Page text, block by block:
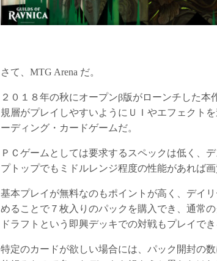
さて、MTG Arena だ。
２０１８年の秋にオープンβ版がローンチした本
規層がプレイしやすいようにＵＩやエフェクト
ーディング・カードゲームだ。
ＰＣゲームとしては要求するスペックは低く、
プトップでもミドルレンジ程度の性能があれば
基本プレイが無料なのもポイントが高く、デイ
めることで７枚入りのパックを購入でき、通常
ドラフトという即興デッキでの対戦もプレイでき
特定のカードが欲しい場合には、パック開封の